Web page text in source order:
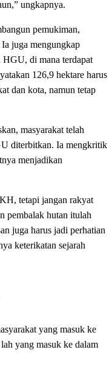
ungkapnya.
pemukiman,
juga mengungkap
HGU, di mana terdapat
126,9 hektare harus
dan kota, namun tetap
masyarakat telah
diterbitkan. Ia mengkritik
menjadikan
tetapi jangan rakyat
pembalak hutan itulah
juga harus jadi perhatian
keterikatan sejarah
yang masuk ke
yang masuk ke dalam